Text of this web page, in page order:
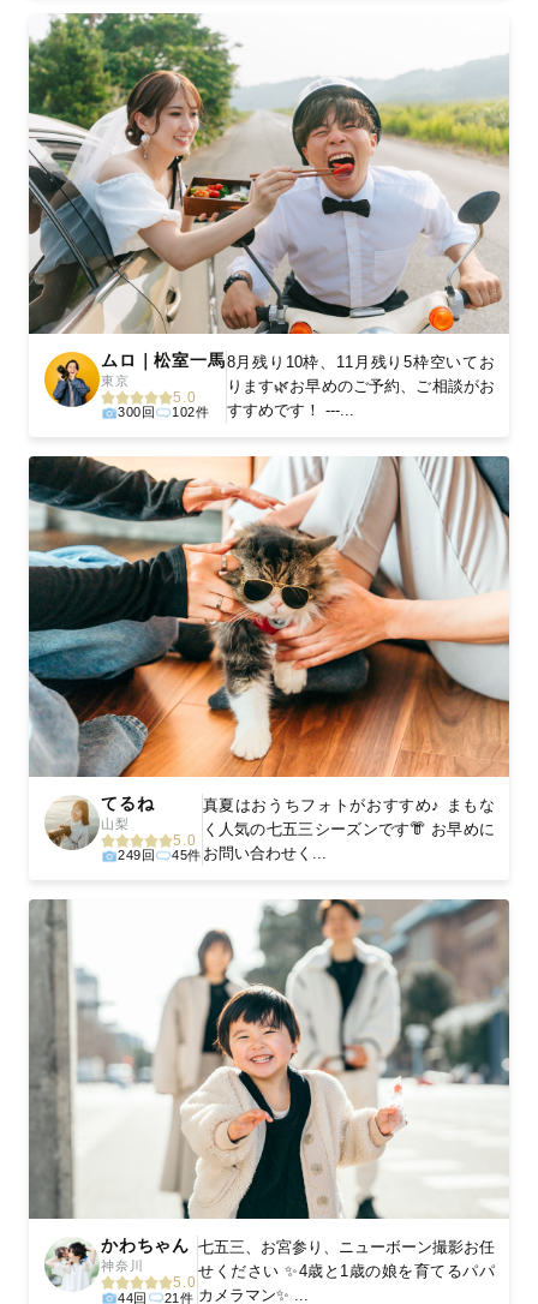
ムロ｜松室一馬
東京
5.0
300回 102件
8月残り10枠、11月残り5枠空いてお
ります🌿お早めのご予約、ご相談がお
すすめです！ ---...
てるね
山梨
5.0
249回 45件
真夏はおうちフォトがおすすめ♪ まもな
く人気の七五三シーズンです👘 お早めに
お問い合わせく...
かわちゃん
神奈川
5.0
44回 21件
七五三、お宮参り、ニューボーン撮影お任
せください ✨4歳と1歳の娘を育てるパパ
カメラマン✨ ...